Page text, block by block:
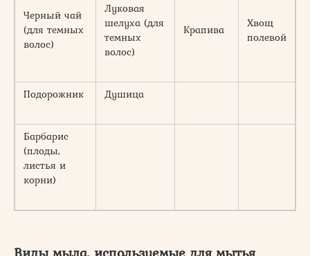
Черный чай
(для темных
волос)
Луковая
шелуха (для
темных
волос)
Крапива
Хвощ
полевой
Подорожник Душица
Барбарис
(плоды,
листья и
корни)